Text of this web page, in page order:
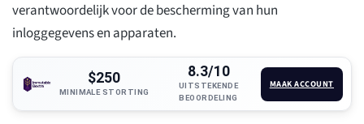
verantwoordelijk voor de bescherming van hun
inloggegevens en apparaten.
$250
MINIMALE STORTING
8.3/10
UITSTEKENDE
BEOORDELING
MAAK ACCOUNT